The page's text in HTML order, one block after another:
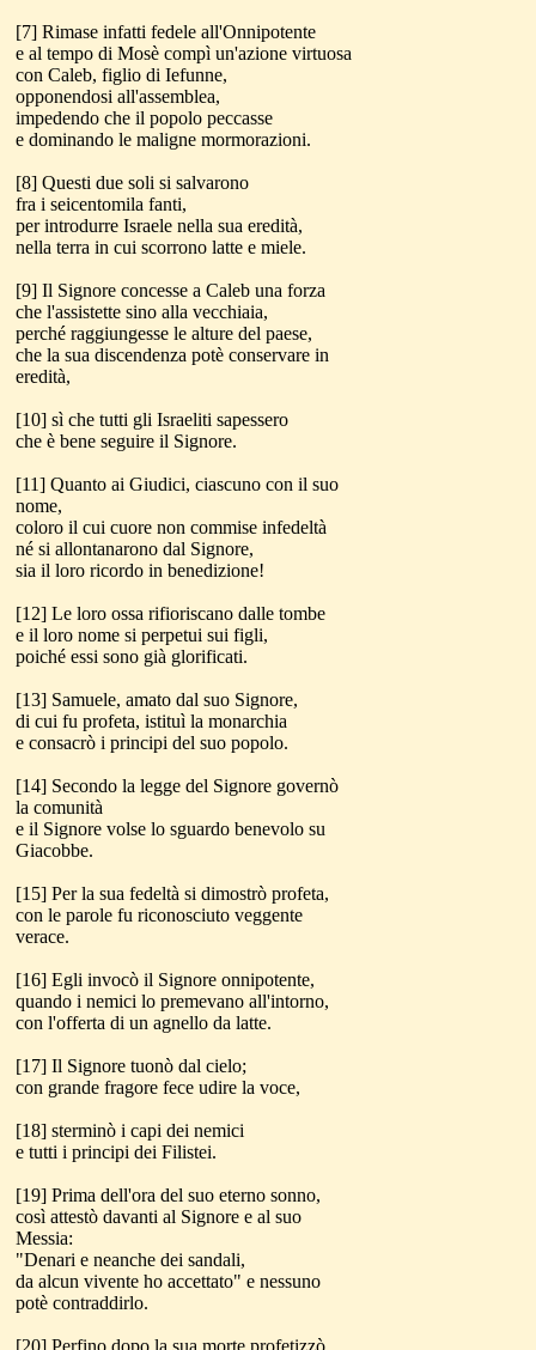
[7] Rimase infatti fedele all'Onnipotente
e al tempo di Mosè compì un'azione virtuosa
con Caleb, figlio di Iefunne,
opponendosi all'assemblea,
impedendo che il popolo peccasse
e dominando le maligne mormorazioni.
[8] Questi due soli si salvarono
fra i seicentomila fanti,
per introdurre Israele nella sua eredità,
nella terra in cui scorrono latte e miele.
[9] Il Signore concesse a Caleb una forza
che l'assistette sino alla vecchiaia,
perché raggiungesse le alture del paese,
che la sua discendenza potè conservare in
eredità,
[10] sì che tutti gli Israeliti sapessero
che è bene seguire il Signore.
[11] Quanto ai Giudici, ciascuno con il suo
nome,
coloro il cui cuore non commise infedeltà
né si allontanarono dal Signore,
sia il loro ricordo in benedizione!
[12] Le loro ossa rifioriscano dalle tombe
e il loro nome si perpetui sui figli,
poiché essi sono già glorificati.
[13] Samuele, amato dal suo Signore,
di cui fu profeta, istituì la monarchia
e consacrò i principi del suo popolo.
[14] Secondo la legge del Signore governò
la comunità
e il Signore volse lo sguardo benevolo su
Giacobbe.
[15] Per la sua fedeltà si dimostrò profeta,
con le parole fu riconosciuto veggente
verace.
[16] Egli invocò il Signore onnipotente,
quando i nemici lo premevano all'intorno,
con l'offerta di un agnello da latte.
[17] Il Signore tuonò dal cielo;
con grande fragore fece udire la voce,
[18] sterminò i capi dei nemici
e tutti i principi dei Filistei.
[19] Prima dell'ora del suo eterno sonno,
così attestò davanti al Signore e al suo
Messia:
"Denari e neanche dei sandali,
da alcun vivente ho accettato" e nessuno
potè contraddirlo.
[20] Perfino dopo la sua morte profetizzò,